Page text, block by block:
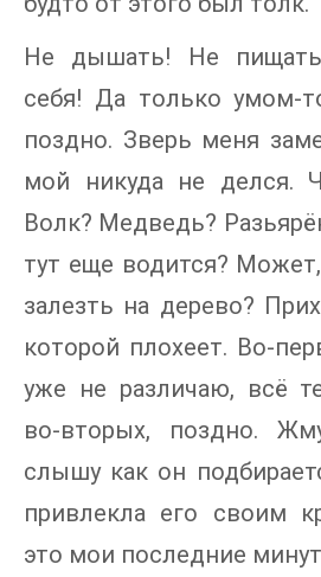
Не дышать! Не
себя! Да только умом-
поздно. Зверь меня
мой никуда не делся.
Волк? Медведь?
тут еще водится?
залезть на дерево?
которой плохеет. Во-
уже не различаю, всё
во-вторых, поздно.
слышу как он
привлекла его своим
это мои последние